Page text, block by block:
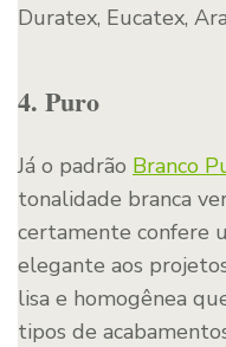
Duratex, Eucatex,
4. Puro
Já o padrão Branco
tonalidade branca
certamente confere
elegante aos
lisa e homogênea
tipos de